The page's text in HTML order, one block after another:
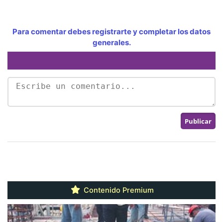
Para comentar debes registrarte y completar los datos
generales.
Contenido Premium